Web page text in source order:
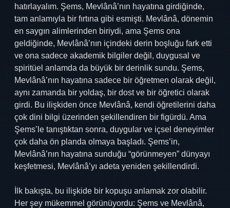
hatırlayalım. Şems, Mevlânâ’nın hayatına girdiğinde,
tam anlamıyla bir fırtına gibi esmişti. Mevlânâ, dönemin
en saygın alimlerinden biriydi, ama Şems ona
geldiğinde, Mevlânâ’nın içindeki derin boşluğu fark etti
ve ona sadece akademik bilgiler değil, duygusal ve
spiritüel anlamda da büyük bir derinlik sundu. Şems,
Mevlânâ’nın hayatına sadece bir öğretmen olarak değil,
aynı zamanda bir yoldaş, bir dost ve bir öğretici olarak
girdi. Bu ilişkiden önce Mevlânâ, kendi öğretilerini daha
çok dini bilgi üzerinden şekillendiren bir figürdü. Ama
Şems’le tanıştıktan sonra, duygular ve içsel deneyimler
çok daha ön planda olmaya başladı. Şems’in,
Mevlânâ’nın hayatına sunduğu “görünmeyen” dünyayı
keşfetmesi, Mevlânâ’yı adeta yeniden şekillendirdi.
İlk bakışta, bu ilişkide bir kopuşu anlamak zor olabilir.
Her şey mükemmel görünüyordu: Şems ve Mevlânâ,